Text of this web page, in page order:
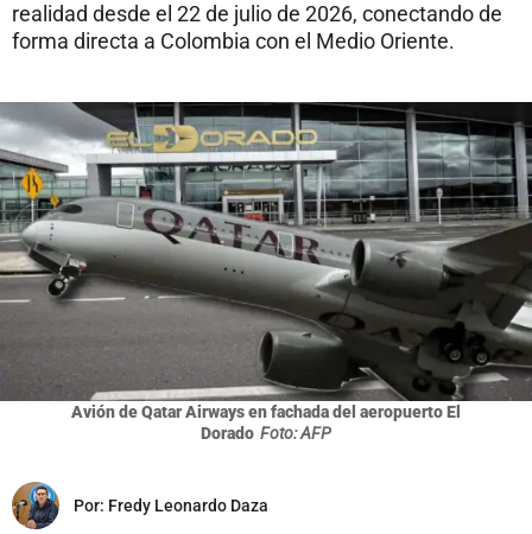
realidad desde el 22 de julio de 2026, conectando de
forma directa a Colombia con el Medio Oriente.
Avión de Qatar Airways en fachada del aeropuerto El
Dorado Foto: AFP
Por: Fredy Leonardo Daza